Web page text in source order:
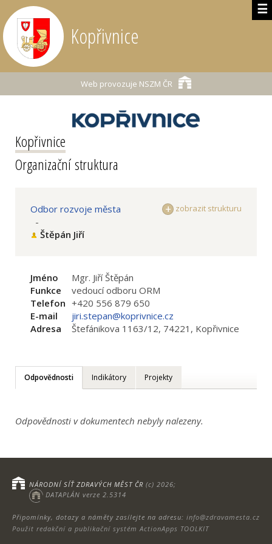
☰
Kopřivnice
Web provozuje NSZM ČR
Kopřivnice
Organizační struktura
zobrazit strukturu
Odbor rozvoje města
-
Štěpán Jiří
Jméno
Mgr. Jiří Štěpán
Funkce
vedoucí odboru ORM
Telefon +420 556 879 650
E-mail
jiri.stepan@koprivnice.cz
Adresa
Štefánikova 1163/12, 74221, Kopřivnice
Odpovědnosti Indikátory Projekty
Odpovědnosti v dokumentech nebyly nalezeny.
Připomínky, dotazy a náměty zasílejte na adresu: info@zdravamesta.cz
Použit redakční a publikační systém ActionApps TOOLKIT
NÁRODNÍ SÍŤ ZDRAVÝCH MĚST ČR (c) 2026;
DATAPLÁN verze 2.5314